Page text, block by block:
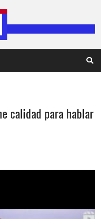
calidad para hablar